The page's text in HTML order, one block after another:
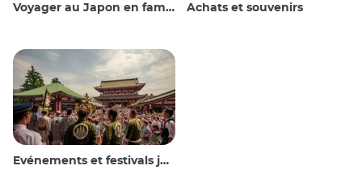
Voyager au Japon en famille Achats et souvenirs
Evénements et festivals japonais